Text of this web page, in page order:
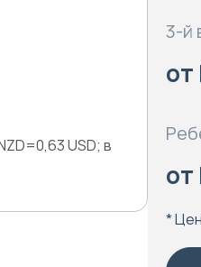
USD; в
3-й
от
от
*